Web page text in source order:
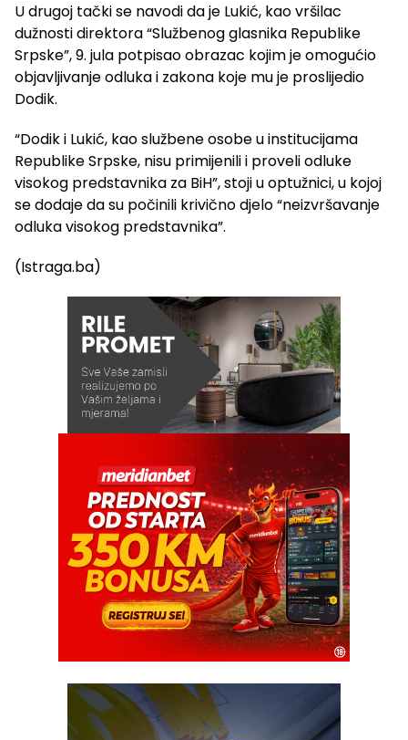
U drugoj tački se navodi da je Lukić, kao vršilac
dužnosti direktora “Službenog glasnika Republike
Srpske”, 9. jula potpisao obrazac kojim je omogućio
objavljivanje odluka i zakona koje mu je proslijedio
Dodik.
“Dodik i Lukić, kao službene osobe u institucijama
Republike Srpske, nisu primijenili i proveli odluke
visokog predstavnika za BiH”, stoji u optužnici, u kojoj
se dodaje da su počinili krivično djelo “neizvršavanje
odluka visokog predstavnika”.
(Istraga.ba)